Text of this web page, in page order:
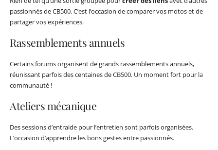
passionnés de CB500. C’est l’occasion de comparer vos motos et de
partager vos expériences.
Rassemblements annuels
Certains forums organisent de grands rassemblements annuels,
réunissant parfois des centaines de CB500. Un moment fort pour la
communauté !
Ateliers mécanique
Des sessions d’entraide pour l’entretien sont parfois organisées.
L’occasion d’apprendre les bons gestes entre passionnés.